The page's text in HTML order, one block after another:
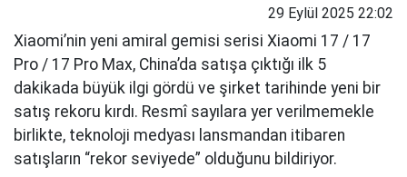
29 Eylül 2025 22:02
Xiaomi’nin yeni amiral gemisi serisi Xiaomi 17 / 17
Pro / 17 Pro Max, China’da satışa çıktığı ilk 5
dakikada büyük ilgi gördü ve şirket tarihinde yeni bir
satış rekoru kırdı. Resmî sayılara yer verilmemekle
birlikte, teknoloji medyası lansmandan itibaren
satışların “rekor seviyede” olduğunu bildiriyor.